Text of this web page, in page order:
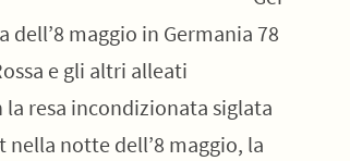
dell’8 maggio in Germania 78
e gli altri alleati
resa incondizionata siglata
nella notte dell’8 maggio, la